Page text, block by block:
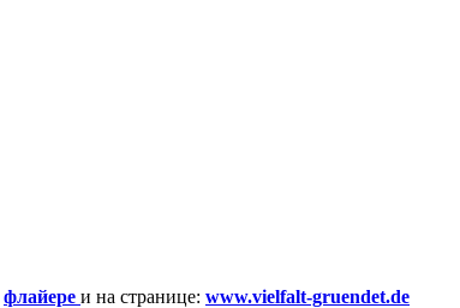
флайере и на странице: www.vielfalt-gruendet.de